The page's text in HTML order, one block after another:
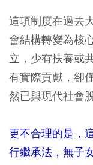
這項制度在過去
會結構轉變為核
立，少有扶養或
有實際貢獻，卻
然已與現代社會脫
更不合理的是，
行繼承法，無子